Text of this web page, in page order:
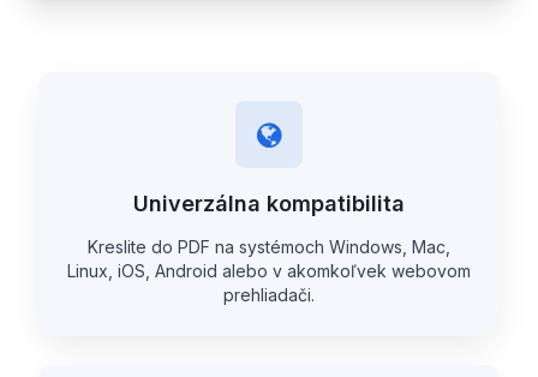
Univerzálna kompatibilita
Kreslite do PDF na systémoch Windows, Mac,
Linux, iOS, Android alebo v akomkoľvek webovom
prehliadači.